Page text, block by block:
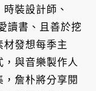
裝設計師、
讀書、且善於挖
材發想每季主
與音樂製作人
詹朴將分享閱